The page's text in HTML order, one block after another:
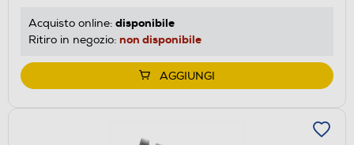
Acquisto online: disponibile
Ritiro in negozio: non disponibile
AGGIUNGI